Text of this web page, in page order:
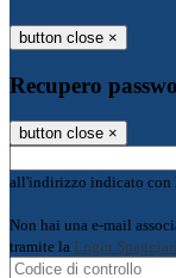
button close ×
Recupero
button close ×
all'indirizzo indicato con
Non hai una e-mail
tramite la Login Spaggiari